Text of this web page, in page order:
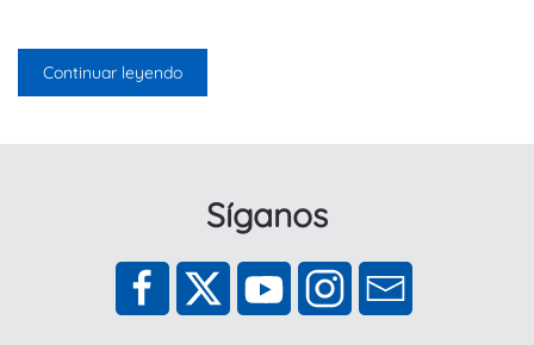
Continuar leyendo
Síganos